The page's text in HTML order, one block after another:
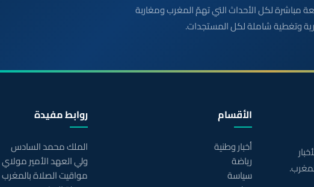
24 يوفّر لكم متابعة مباشرة لكل الأحداث التي تهمّ المغرب ومغاربة
وتغطية شاملة لكل المستجدات.
الأقسام
أخبار وطنية
رياضة
سياسة
روابط مفيدة
الملك محمد السادس
ولي العهد الأمير
مواقيت الصلاة بالمغرب